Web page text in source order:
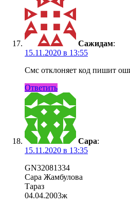
Сажидам:
15.11.2020 в 13:55
Смс отклоняет код пишит
Ответить
Сара:
15.11.2020 в 13:35
GN32081334
Сара Жамбулова
Тараз
04.04.2003ж